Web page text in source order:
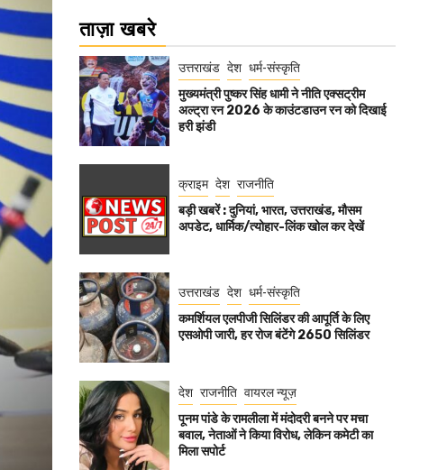
ताज़ा खबरे
उत्तराखंड देश धर्म-संस्कृति
मुख्यमंत्री पुष्कर सिंह धामी ने नीति एक्सट्रीम
अल्ट्रा रन 2026 के काउंटडाउन रन को दिखाई
हरी झंडी
क्राइम देश राजनीति
बड़ी खबरें : दुनियां, भारत, उत्तराखंड, मौसम
अपडेट, धार्मिक/त्योहार-लिंक खोल कर देखें
उत्तराखंड देश धर्म-संस्कृति
कमर्शियल एलपीजी सिलिंडर की आपूर्ति के लिए
एसओपी जारी, हर रोज बंटेंगे 2650 सिलिंडर
देश राजनीति वायरल न्यूज़
पूनम पांडे के रामलीला में मंदोदरी बनने पर मचा
बवाल, नेताओं ने किया विरोध, लेकिन कमेटी का
मिला सपोर्ट